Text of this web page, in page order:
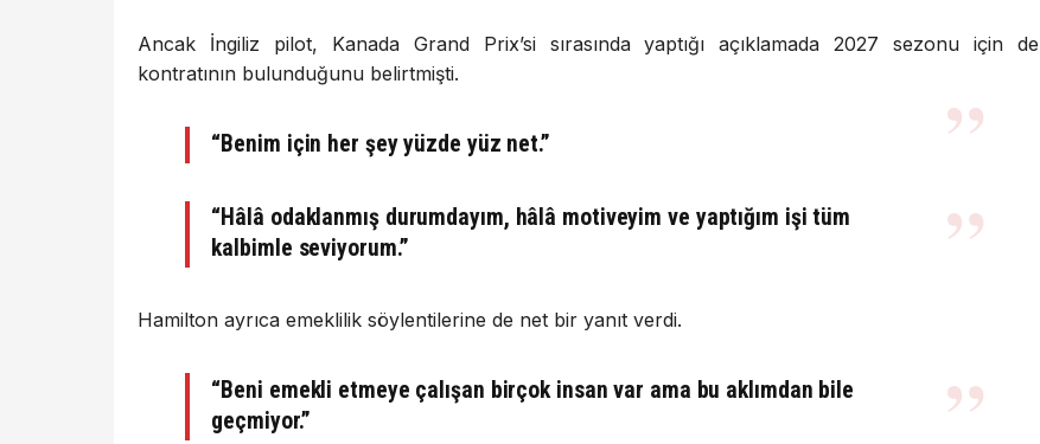
Ancak İngiliz pilot, Kanada Grand Prix’si sırasında yaptığı açıklamada 2027 sezonu için de
kontratının bulunduğunu belirtmişti.
“Benim için her şey yüzde yüz net.”
“Hâlâ odaklanmış durumdayım, hâlâ motiveyim ve yaptığım işi tüm
kalbimle seviyorum.”
Hamilton ayrıca emeklilik söylentilerine de net bir yanıt verdi.
“Beni emekli etmeye çalışan birçok insan var ama bu aklımdan bile
geçmiyor.”